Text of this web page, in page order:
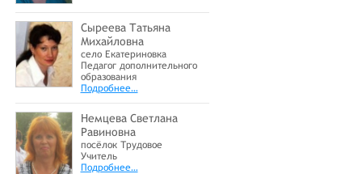
Сыреева Татьяна
Михайловна
село Екатериновка
Педагог дополнительного
образования
Подробнее…
Немцева Светлана
Равиновна
посёлок Трудовое
Учитель
Подробнее…